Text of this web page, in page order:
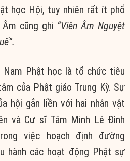
học Hội, tuy nhiên rất ít phổ
cũng ghi “Viên Âm Nguyệt
Phật học là tổ chức tiêu
của Phật giáo Trung Kỳ. Sự
hội gắn liền với hai nhân vật
và Cư sĩ Tâm Minh Lê Đình
việc hoạch định đường
hành các hoạt động Phật sự